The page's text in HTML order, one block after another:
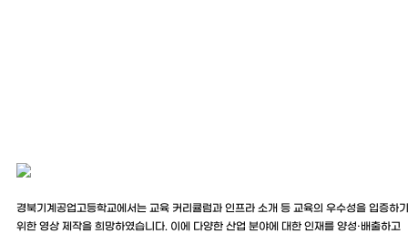
경북기계공업고등학교에서는 교육 커리큘럼과 인프라 소개 등 교육의 우수성을 입증하기
위한 영상 제작을 희망하였습니다. 이에 다양한 산업 분야에 대한 인재를 양성·배출하고